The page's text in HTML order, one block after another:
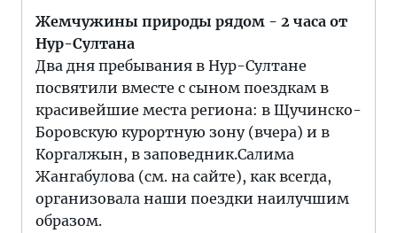
Жемчужины природы рядом - 2 часа от
Нур-Султана
Два дня пребывания в Нур-Султане
посвятили вместе с сыном поездкам в
красивейшие места региона: в Щучинско-
Боровскую курортную зону (вчера) и в
Коргалжын, в заповедник.Салима
Жангабулова (см. на сайте), как всегда,
организовала наши поездки наилучшим
образом.